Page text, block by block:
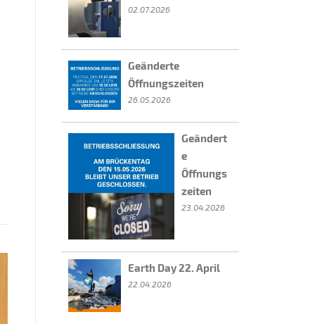
02.07.2026
Geänderte
Öffnungszeiten
26.05.2026
Geändert
e
Öffnungs
zeiten
23.04.2026
Earth Day 22. April
22.04.2026